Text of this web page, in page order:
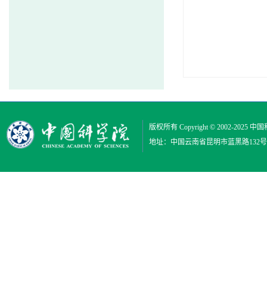
版权所有 Copyright © 2002-2025 中国
地址：中国云南省昆明市蓝黑路